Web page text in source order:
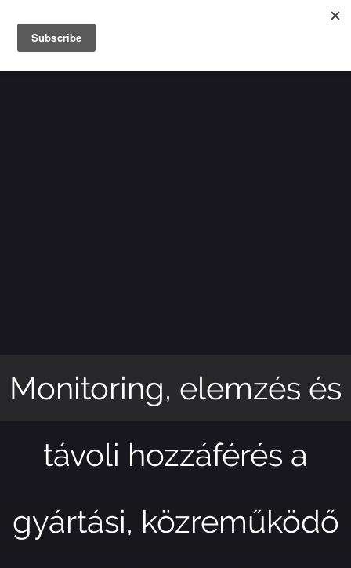
Monitoring, elemzés és
távoli hozzáférés a
gyártási, közreműködő